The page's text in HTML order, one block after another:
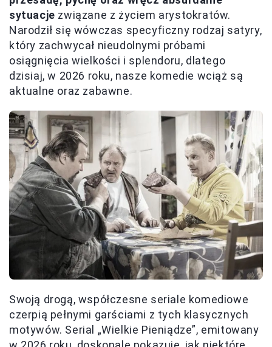
sytuacje związane z życiem arystokratów.
Narodził się wówczas specyficzny rodzaj satyry,
który zachwycał nieudolnymi próbami
osiągnięcia wielkości i splendoru, dlatego
dzisiaj, w 2026 roku, nasze komedie wciąż są
aktualne oraz zabawne.
Swoją drogą, współczesne seriale komediowe
czerpią pełnymi garściami z tych klasycznych
motywów. Serial „Wielkie Pieniądze”, emitowany